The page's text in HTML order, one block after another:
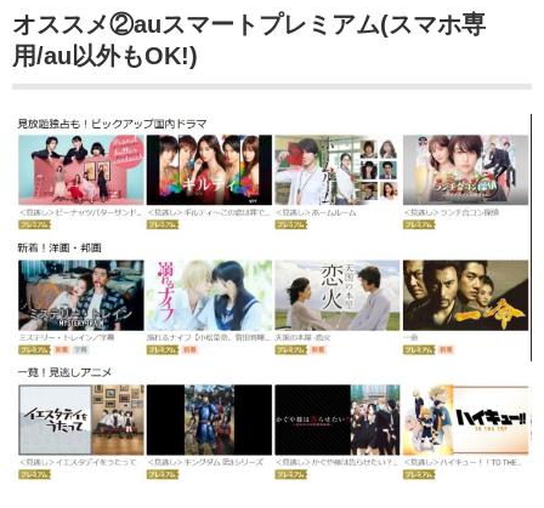
オススメ②auスマートプレミアム(スマホ専
用/au以外もOK!)